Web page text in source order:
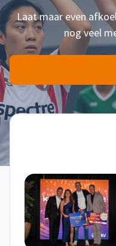
Laat maar even
nog veel